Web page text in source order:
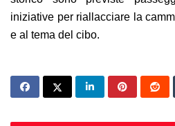
iniziative per riallacciare la
e a tema del cibo.